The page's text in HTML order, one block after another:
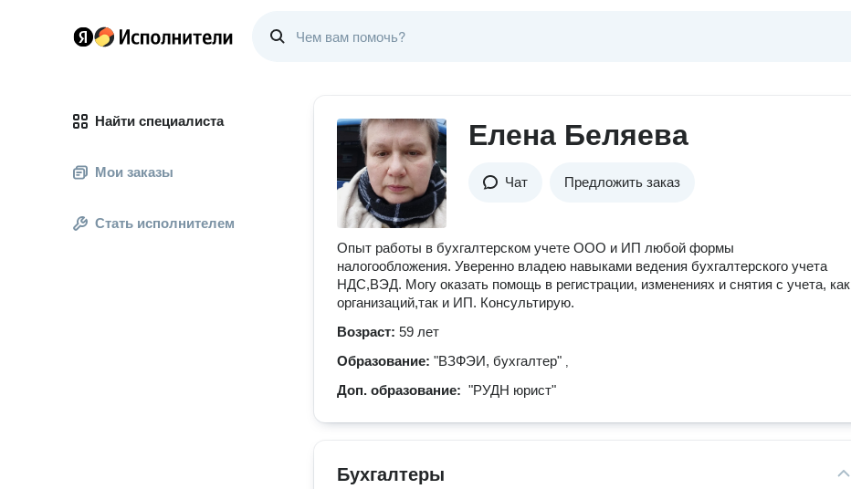
Найти специалиста
Мои заказы
Стать исполнителем
Елена Беляева
Чат Предложить заказ
Опыт работы в бухгалтерском учете ООО и ИП любой формы
налогообложения. Уверенно владею навыками ведения бухгалтерского учета
НДС,ВЭД. Могу оказать помощь в регистрации, изменениях и снятия с учета, как
организаций,так и ИП. Консультирую.
Возраст: 59 лет
Образование: "ВЗФЭИ, бухгалтер" ,
Доп. образование: "РУДН юрист"
Бухгалтеры